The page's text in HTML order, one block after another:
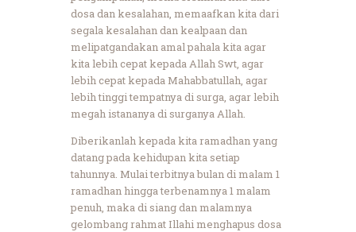
dosa dan kesalahan, memaafkan kita dari
segala kesalahan dan kealpaan dan
melipatgandakan amal pahala kita agar
kita lebih cepat kepada Allah Swt, agar
lebih cepat kepada Mahabbatullah, agar
lebih tinggi tempatnya di surga, agar lebih
megah istananya di surganya Allah.
Diberikanlah kepada kita ramadhan yang
datang pada kehidupan kita setiap
tahunnya. Mulai terbitnya bulan di malam 1
ramadhan hingga terbenamnya 1 malam
penuh, maka di siang dan malamnya
gelombang rahmat Illahi menghapus dosa